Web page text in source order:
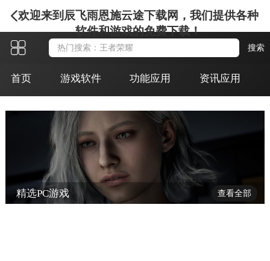
欢迎来到辰飞雨恩施云途下载网，我们提供各种
软件和游戏的免费下载！
首页 游戏软件 功能应用 资讯应用
精选PC游戏 查看全部